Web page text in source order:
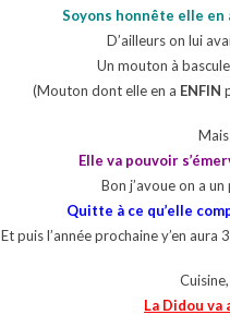
Soyons honnête elle
D’ailleurs on lui
Un mouton à
(Mouton dont elle en a ENFIN
Elle va pouvoir
Bon j’avoue on a
Quitte à ce qu’elle
Et puis l’année prochaine y’en
La Didou va